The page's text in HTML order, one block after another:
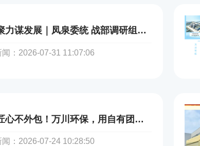
政企聚力谋发展｜凤泉委统 战部调研组莅临万川环保走访调研
闻：2026-07-31 11:07:06
坚守匠心不外包！万川环保，用自有团队筑牢每一处环保工程品质
闻：2026-07-24 10:28:50